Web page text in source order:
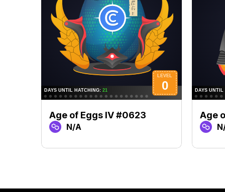
Age of Eggs IV #0623
N/A
Age